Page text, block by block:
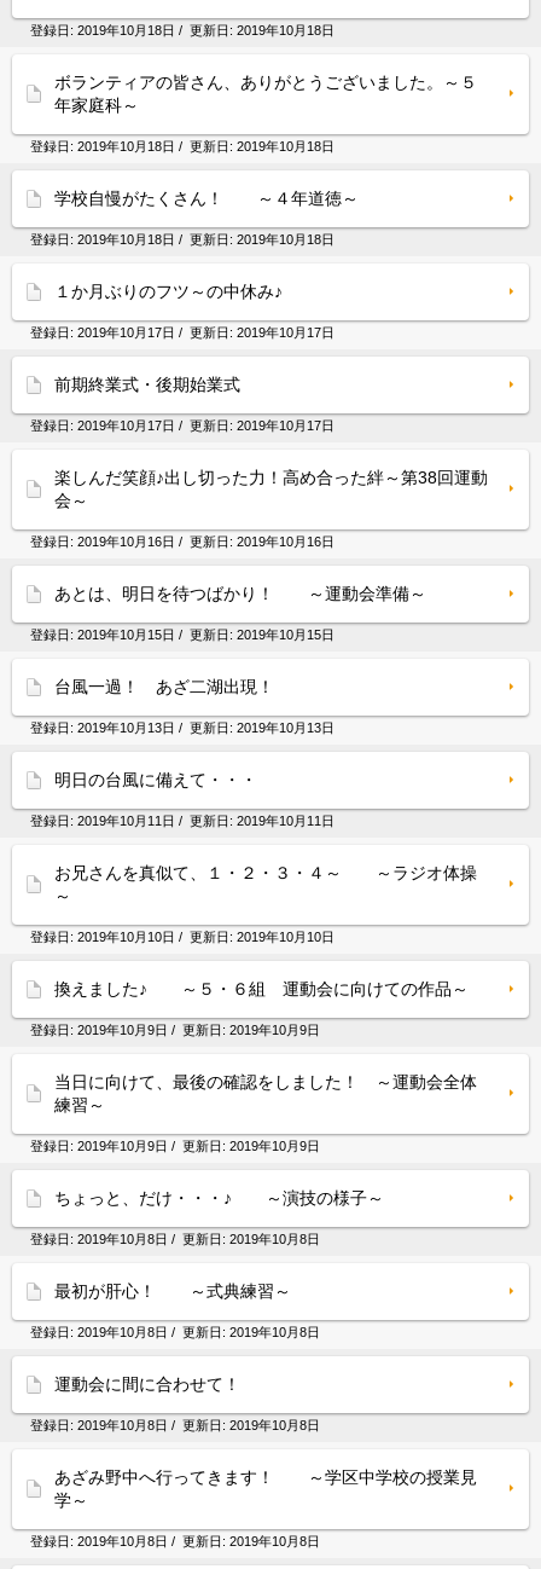
登録日: 2019年10月18日 / 更新日: 2019年10月18日
ボランティアの皆さん、ありがとうございました。～５
年家庭科～
登録日: 2019年10月18日 / 更新日: 2019年10月18日
学校自慢がたくさん！ ～４年道徳～
登録日: 2019年10月18日 / 更新日: 2019年10月18日
１か月ぶりのフツ～の中休み♪
登録日: 2019年10月17日 / 更新日: 2019年10月17日
前期終業式・後期始業式
登録日: 2019年10月17日 / 更新日: 2019年10月17日
楽しんだ笑顔♪出し切った力！高め合った絆～第38回運動
会～
登録日: 2019年10月16日 / 更新日: 2019年10月16日
あとは、明日を待つばかり！ ～運動会準備～
登録日: 2019年10月15日 / 更新日: 2019年10月15日
台風一過！ あざ二湖出現！
登録日: 2019年10月13日 / 更新日: 2019年10月13日
明日の台風に備えて・・・
登録日: 2019年10月11日 / 更新日: 2019年10月11日
お兄さんを真似て、１・２・３・４～ ～ラジオ体操
～
登録日: 2019年10月10日 / 更新日: 2019年10月10日
換えました♪ ～５・６組 運動会に向けての作品～
登録日: 2019年10月9日 / 更新日: 2019年10月9日
当日に向けて、最後の確認をしました！ ～運動会全体
練習～
登録日: 2019年10月9日 / 更新日: 2019年10月9日
ちょっと、だけ・・・♪ ～演技の様子～
登録日: 2019年10月8日 / 更新日: 2019年10月8日
最初が肝心！ ～式典練習～
登録日: 2019年10月8日 / 更新日: 2019年10月8日
運動会に間に合わせて！
登録日: 2019年10月8日 / 更新日: 2019年10月8日
あざみ野中へ行ってきます！ ～学区中学校の授業見
学～
登録日: 2019年10月8日 / 更新日: 2019年10月8日